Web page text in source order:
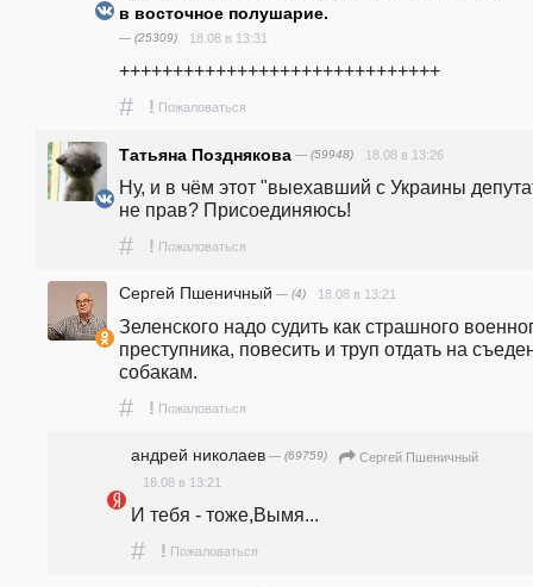
в восточное полушарие.
— (25309) 18.08 в 13:31
++++++++++++++++++++++++++++++
# ! Пожаловаться
Татьяна Позднякова — (59948) 18.08 в 13:26
Ну, и в чём этот "выехавший с Украины
не прав? Присоединяюсь!
# ! Пожаловаться
Сергей Пшеничный — (4) 18.08 в 13:21
Зеленского надо судить как страшного
преступника, повесить и труп отдать на
собакам.
# ! Пожаловаться
андpeй николаев — (69759)
Сергей Пшеничный
18.08 в 13:21
И тебя - тоже,Вымя...
# ! Пожаловаться